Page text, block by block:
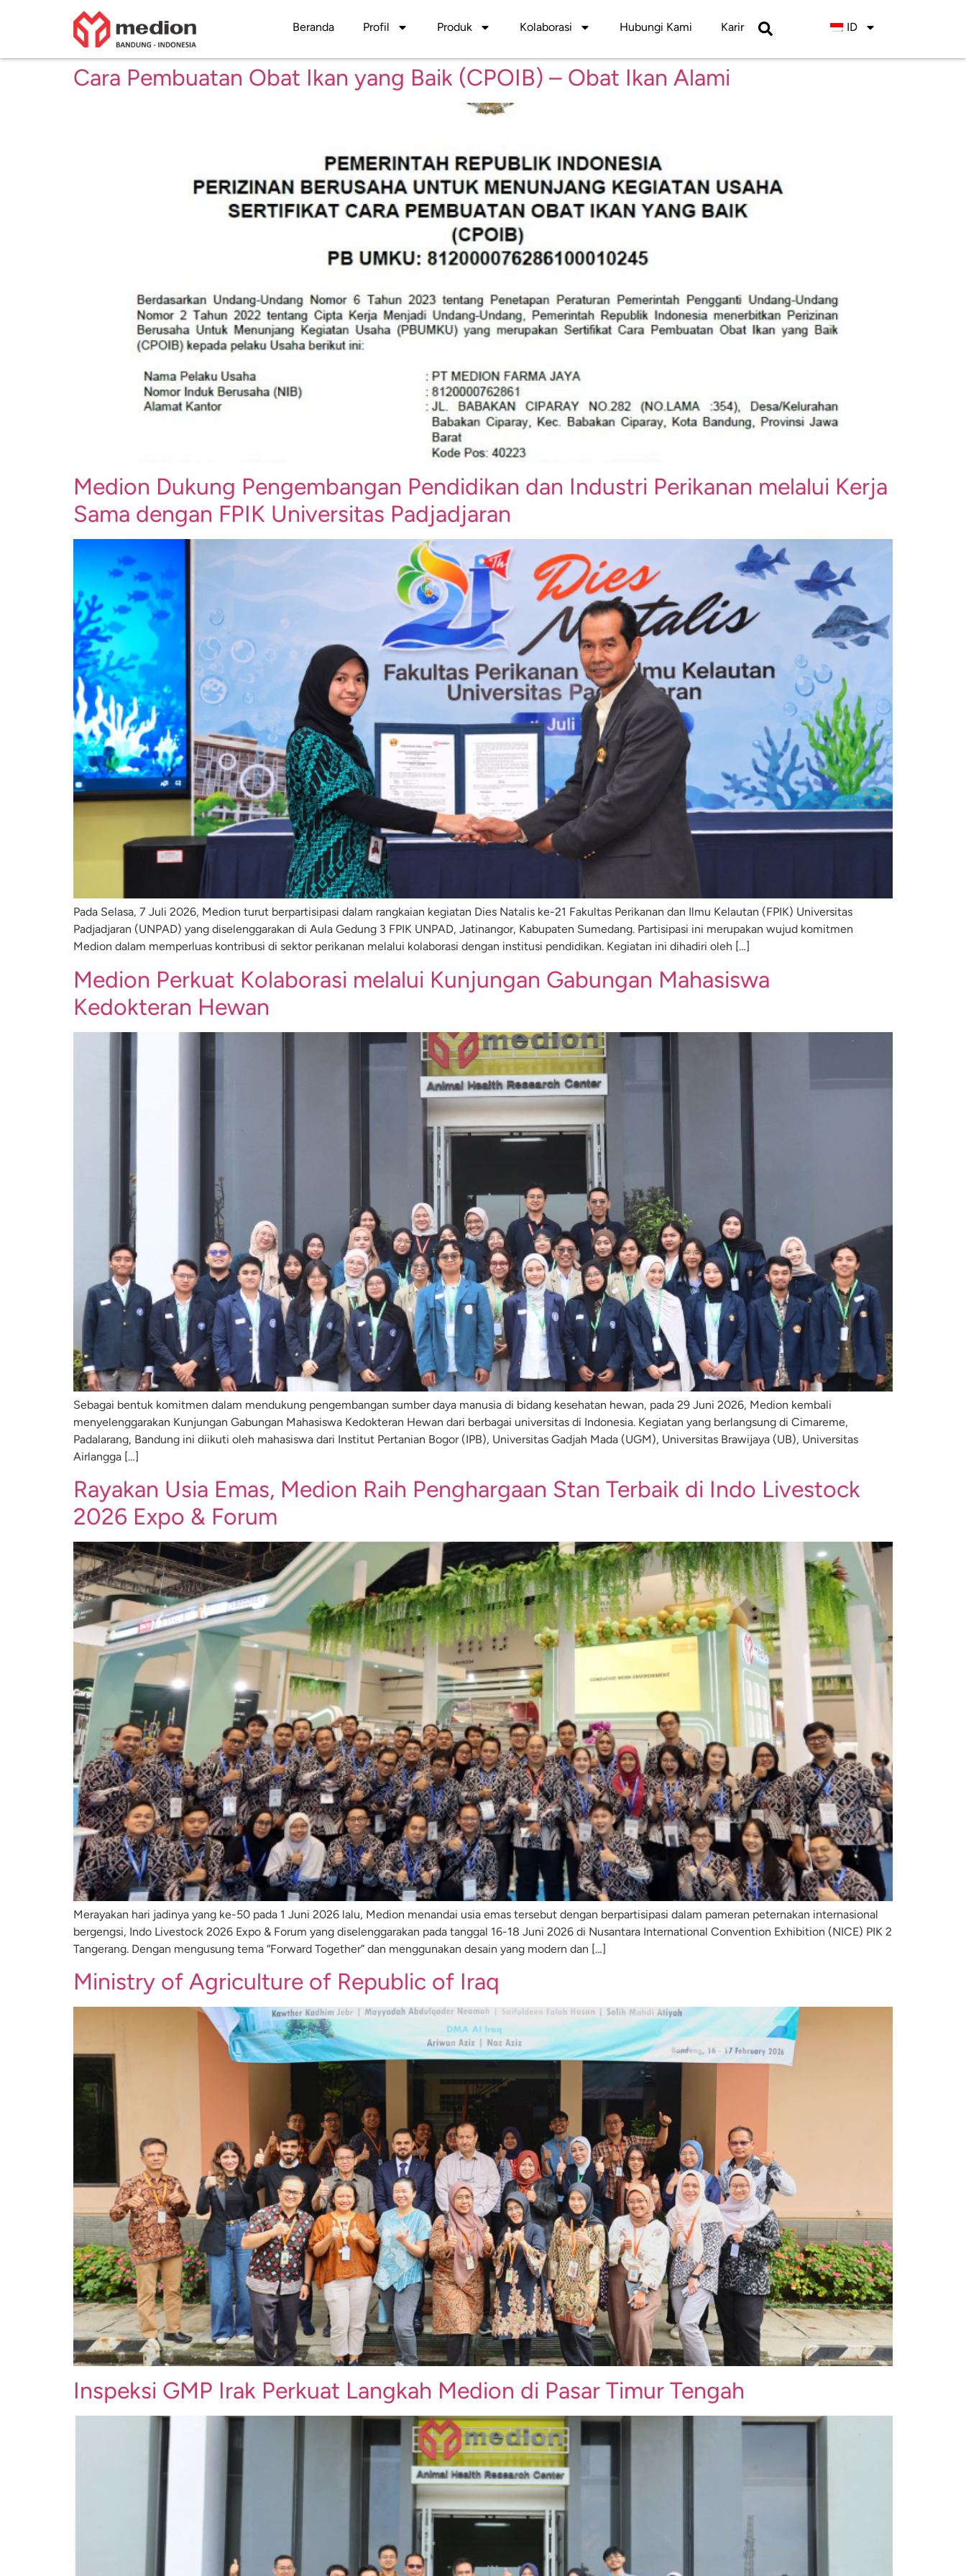
Beranda Profil Produk Kolaborasi Hubungi Kami Karir ID
Cara Pembuatan Obat Ikan yang Baik (CPOIB) – Obat Ikan Alami
Medion Dukung Pengembangan Pendidikan dan Industri Perikanan melalui Kerja
Sama dengan FPIK Universitas Padjadjaran
Pada Selasa, 7 Juli 2026, Medion turut berpartisipasi dalam rangkaian kegiatan Dies Natalis ke-21 Fakultas Perikanan dan Ilmu Kelautan (FPIK) Universitas
Padjadjaran (UNPAD) yang diselenggarakan di Aula Gedung 3 FPIK UNPAD, Jatinangor, Kabupaten Sumedang. Partisipasi ini merupakan wujud komitmen
Medion dalam memperluas kontribusi di sektor perikanan melalui kolaborasi dengan institusi pendidikan. Kegiatan ini dihadiri oleh […]
Medion Perkuat Kolaborasi melalui Kunjungan Gabungan Mahasiswa
Kedokteran Hewan
Sebagai bentuk komitmen dalam mendukung pengembangan sumber daya manusia di bidang kesehatan hewan, pada 29 Juni 2026, Medion kembali
menyelenggarakan Kunjungan Gabungan Mahasiswa Kedokteran Hewan dari berbagai universitas di Indonesia. Kegiatan yang berlangsung di Cimareme,
Padalarang, Bandung ini diikuti oleh mahasiswa dari Institut Pertanian Bogor (IPB), Universitas Gadjah Mada (UGM), Universitas Brawijaya (UB), Universitas
Airlangga […]
Rayakan Usia Emas, Medion Raih Penghargaan Stan Terbaik di Indo Livestock
2026 Expo & Forum
Merayakan hari jadinya yang ke-50 pada 1 Juni 2026 lalu, Medion menandai usia emas tersebut dengan berpartisipasi dalam pameran peternakan internasional
bergengsi, Indo Livestock 2026 Expo & Forum yang diselenggarakan pada tanggal 16-18 Juni 2026 di Nusantara International Convention Exhibition (NICE) PIK 2
Tangerang. Dengan mengusung tema “Forward Together” dan menggunakan desain yang modern dan […]
Ministry of Agriculture of Republic of Iraq
Inspeksi GMP Irak Perkuat Langkah Medion di Pasar Timur Tengah